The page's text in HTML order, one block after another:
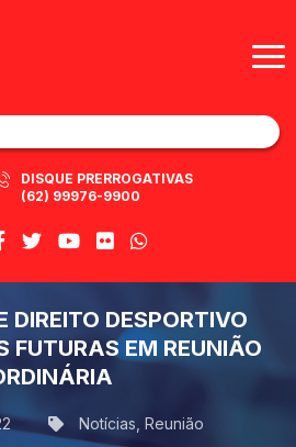
DISQUE PRERROGATIVAS
(62) 99976-9900
DIREITO DESPORTIVO
FUTURAS EM REUNIÃO
Notícias Reunião